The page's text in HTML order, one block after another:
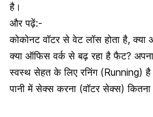
है।
और पढ़ें:-
कोकोनट वॉटर से वेट लॉस होता है, क्या
क्या ऑफिस वर्क से बढ़ रहा है फैट?
स्वस्थ सेहत के लिए रनिंग (Running) है
पानी में सेक्स करना (वॉटर सेक्स) कितना